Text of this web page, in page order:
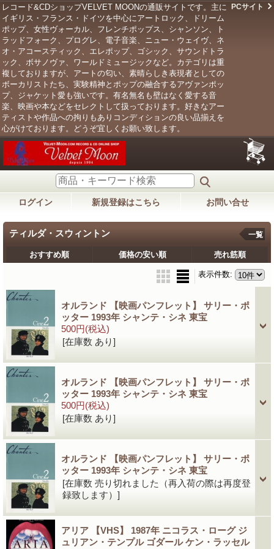
レコード&CDショップVELVET MOONの通販サイトです。主に
イギリス・フランス・ドイツを中心にアートロック、ドリーム
ポップ、女性ヴォーカル、フレンチポップス、シャンソン、ト
ラッドフォーク、プログレ、電子音楽、ニュー・ウェイヴ、ネ
オ・アコースティック、エレポップ、ゴシック、サウンドトラ
ック、ボサノヴァ、ワールドミュージックなど。カテゴリは重
複しておりますが、アートの匂い、素晴らしき表現者としての
ボーカリストたち、実験精神とポップの融合するアヴァンポッ
プ、ジャケット愛も強いです。有名無名も壁はなく愛する音
楽、映画や本などをセレクトして扱っております。好きなアー
ティストや作品への拘りもありコンディションの良い品揃えを
心がけております。どうぞ宜しくお願い致します。
PCサイト
ログイン 新規登録はこちら お問い合せ
ティルダ・スウィントン 一覧
おすすめ順 価格の安い順 売れ筋順
表示件数:
オルランド 【映画パンフレット】 サリー・ポ
ッター 1993年 シャンテ・シネ 東宝
500円(税込)
[在庫数 あり]
オルランド 【映画パンフレット】 サリー・ポ
ッター 1993年 シャンテ・シネ 東宝
500円(税込)
[在庫数 あり]
オルランド 【映画パンフレット】 サリー・ポ
ッター 1993年 シャンテ・シネ 東宝
[在庫数 売り切れました（再入荷の際は再度登
録致します）]
アリア 【VHS】 1987年 ニコラス・ローグ ジ
ュリアン・テンプル ゴダール ケン・ラッセル